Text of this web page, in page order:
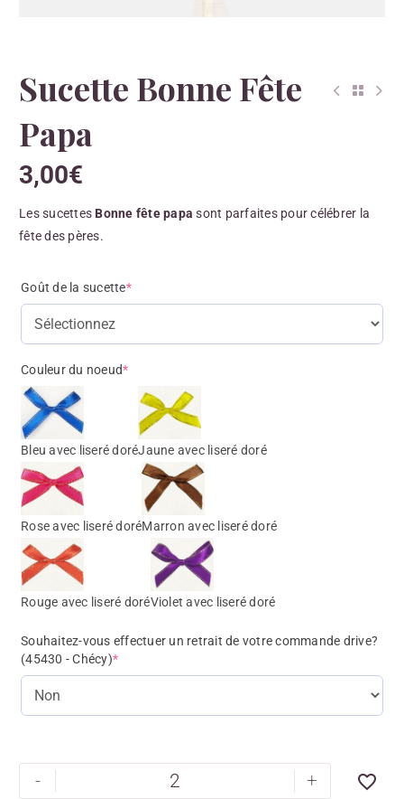
Sucette Bonne Fête
Papa
3,00€
Les sucettes Bonne fête papasont parfaites pour célébrer la
fête des pères.
Goût de la sucette*
Couleur du noeud*
Bleu avec liseré doréJaune avec liseré doré
Rose avec liseré doréMarron avec liseré doré
Rouge avec liseré doréViolet avec liseré doré
Souhaitez-vous effectuer un retrait de votre commande drive?
(45430 - Chécy)*
- +